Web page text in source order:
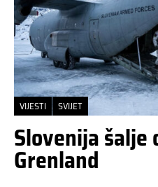
VIJESTI SVIJET
Slovenija šalje
Grenland